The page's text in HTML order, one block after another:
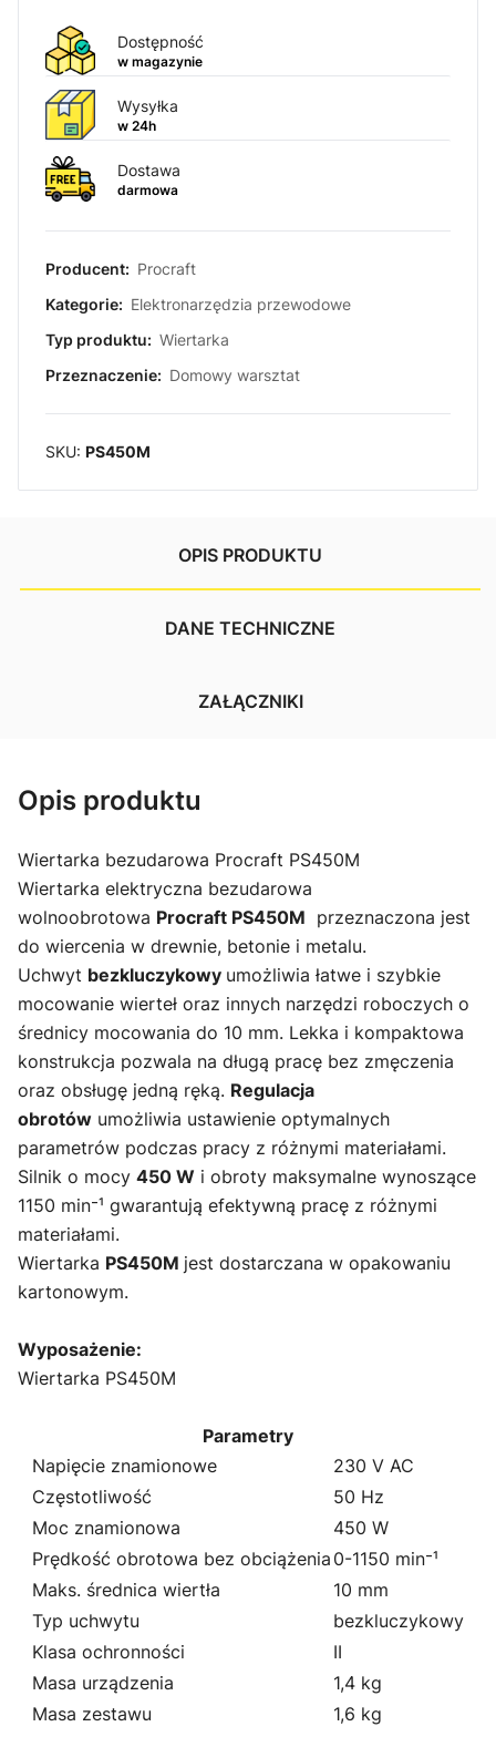
Dostępność
w magazynie
Wysyłka
w 24h
Dostawa
darmowa
Producent: Procraft
Kategorie: Elektronarzędzia przewodowe
Typ produktu: Wiertarka
Przeznaczenie: Domowy warsztat
SKU: PS450M
OPIS PRODUKTU
DANE TECHNICZNE
ZAŁĄCZNIKI
Opis produktu
Wiertarka bezudarowa Procraft PS450M
Wiertarka elektryczna bezudarowa
wolnoobrotowa Procraft PS450M przeznaczona jest
do wiercenia w drewnie, betonie i metalu.
Uchwyt bezkluczykowy umożliwia łatwe i szybkie
mocowanie wierteł oraz innych narzędzi roboczych o
średnicy mocowania do 10 mm. Lekka i kompaktowa
konstrukcja pozwala na długą pracę bez zmęczenia
oraz obsługę jedną ręką. Regulacja
obrotów umożliwia ustawienie optymalnych
parametrów podczas pracy z różnymi materiałami.
Silnik o mocy 450 W i obroty maksymalne wynoszące
1150 min⁻¹ gwarantują efektywną pracę z różnymi
materiałami.
Wiertarka PS450M jest dostarczana w opakowaniu
kartonowym.
Wyposażenie:
Wiertarka PS450M
Parametry
Napięcie znamionowe
230 V AC
Częstotliwość
50 Hz
Moc znamionowa
450 W
Prędkość obrotowa bez obciążenia 0-1150 min⁻¹
Maks. średnica wiertła
10 mm
Typ uchwytu
bezkluczykowy
Klasa ochronności
II
Masa urządzenia
1,4 kg
Masa zestawu
1,6 kg